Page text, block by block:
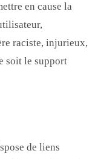
en cause la
raciste, injurieux,
soit le support
de liens